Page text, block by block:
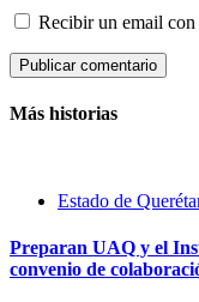
Recibir un email con
Más historias
Estado de
Preparan UAQ y el
convenio de